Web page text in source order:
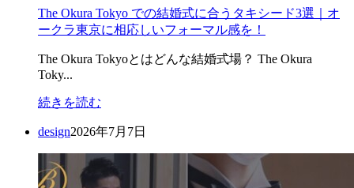
The Okura Tokyo での結婚式に合うタキシード3選｜オ
ークラ東京に相応しいフォーマル感を！
The Okura Tokyoとはどんな結婚式場？ The Okura
Toky...
続きを読む
design2026年7月7日